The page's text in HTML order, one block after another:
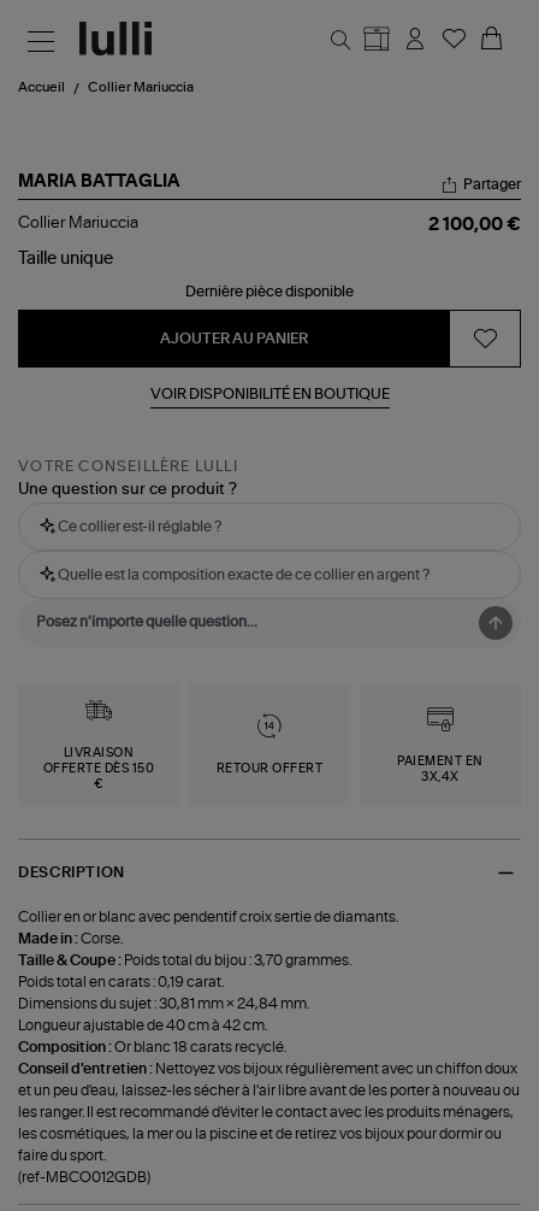
Accueil Collier Mariuccia
MARIA BATTAGLIA
Collier
Partager
Collier Mariuccia
2 100,00 €
Taille unique
Dernière pièce disponible
AJOUTER AU PANIER
VOIR DISPONIBILITÉ EN BOUTIQUE
VOTRE CONSEILLÈRE LULLI
Une question sur ce produit ?
Ce collier est-il réglable ?
Quelle est la composition exacte de ce collier en argent ?
LIVRAISON
OFFERTE DÈS 150
€
RETOUR OFFERT
PAIEMENT EN
3X,4X
DESCRIPTION
Collier en or blanc avec pendentif croix sertie de diamants.
Made in :Corse.
Taille & Coupe : Poids total du bijou : 3,70 grammes.
Poids total en carats : 0,19 carat.
Dimensions du sujet : 30,81 mm × 24,84 mm.
Longueur ajustable de 40 cm à 42 cm.
Composition :Or blanc 18 carats recyclé.
Conseil d'entretien : Nettoyez vos bijoux régulièrement avec un chiffon doux
et un peu d'eau, laissez-les sécher à l'air libre avant de les porter à nouveau ou
les ranger. Il est recommandé d'éviter le contact avec les produits ménagers,
les cosmétiques, la mer ou la piscine et de retirez vos bijoux pour dormir ou
faire du sport.
(ref-MBCO012GDB)